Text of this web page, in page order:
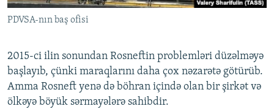
PDVSA-nın baş ofisi
2015-ci ilin sonundan Rosneftin problemləri düzəlməyə
başlayıb, çünki maraqlarını daha çox nəzarətə götürüb.
Amma Rosneft yenə də böhran içində olan bir şirkət və
ölkəyə böyük sərmayələrə sahibdir.